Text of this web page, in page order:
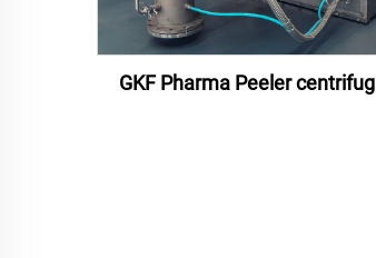
GKF Pharma Peeler centrifug